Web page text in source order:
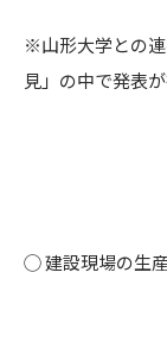
※山形大学との
見」の中で発表
◯ 建設現場の生